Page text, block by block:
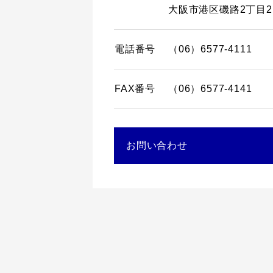
大阪市港区磯路2丁目
電話番号 （06）6577-4111
FAX番号 （06）6577-4141
お問い合わせ